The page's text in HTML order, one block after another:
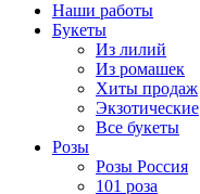
Наши работы
Букеты
Из лилий
Из ромашек
Хиты продаж
Экзотические
Все букеты
Розы
Розы Россия
101 роза